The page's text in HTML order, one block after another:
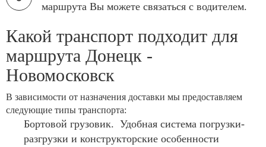
маршрута Вы можете связаться с водителем.
Какой транспорт подходит для
маршрута Донецк -
Новомосковск
В зависимости от назначения доставки мы предоставляем
следующие типы транспорта:
Бортовой грузовик. Удобная система погрузки-
разгрузки и конструкторские особенности